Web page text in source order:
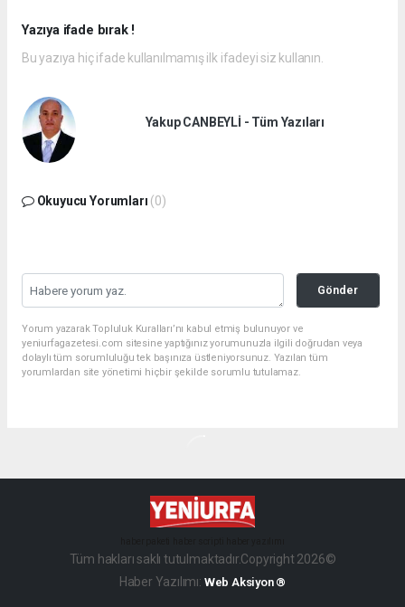
Yazıya ifade bırak !
Bu yazıya hiç ifade kullanılmamış ilk ifadeyi siz kullanın.
Yakup CANBEYLİ - Tüm Yazıları
Okuyucu Yorumları (0)
Gönder
Yorum yazarak Topluluk Kuralları’nı kabul etmiş bulunuyor ve
yeniurfagazetesi.com sitesine yaptığınız yorumunuzla ilgili doğrudan veya
dolaylı tüm sorumluluğu tek başınıza üstleniyorsunuz. Yazılan tüm
yorumlardan site yönetimi hiçbir şekilde sorumlu tutulamaz.
Tüm hakları saklı tutulmaktadır.Copyright 2026©
Haber Yazılımı: Web Aksiyon ®